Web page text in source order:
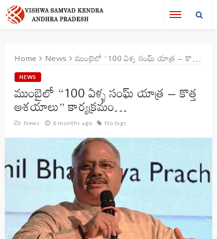
Home News ముంబైలో “100 ఏళ్ళ సంఘ్ యాత్ర – కొత్త ఆశయాలు” కార్యక్రమం…
NEWS
ముంబైలో “100 ఏళ్ళ సంఘ్ యాత్ర – కొత్త
ఆశయాలు” కార్యక్రమం…
News 6 months ago No tags